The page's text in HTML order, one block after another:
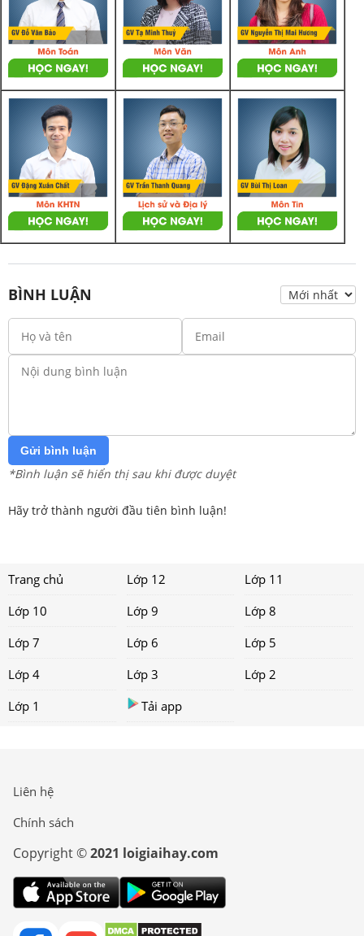
BÌNH LUẬN
Gửi bình luận
*Bình luận sẽ hiển thị sau khi được duyệt
Hãy trở thành người đầu tiên bình luận!
Trang chủ Lớp 12
Lớp 11
Lớp 10
Lớp 9
Lớp 8
Lớp 7
Lớp 6
Lớp 5
Lớp 4
Lớp 3
Lớp 2
Lớp 1
Tải app
Liên hệ
Chính sách
Copyright ©2021 loigiaihay.com